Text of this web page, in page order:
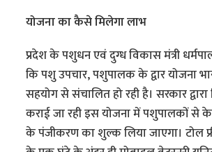
योजना का कैसे मिलेगा लाभ
प्रदेश के पशुधन एवं दुग्ध विकास मंत्री
कि पशु उपचार, पशुपालक के द्वार योजना
सहयोग से संचालित हो रही है। सरकार
कराई जा रही इस योजना में पशुपालकों
के पंजीकरण का शुल्क लिया जाएगा। टोल